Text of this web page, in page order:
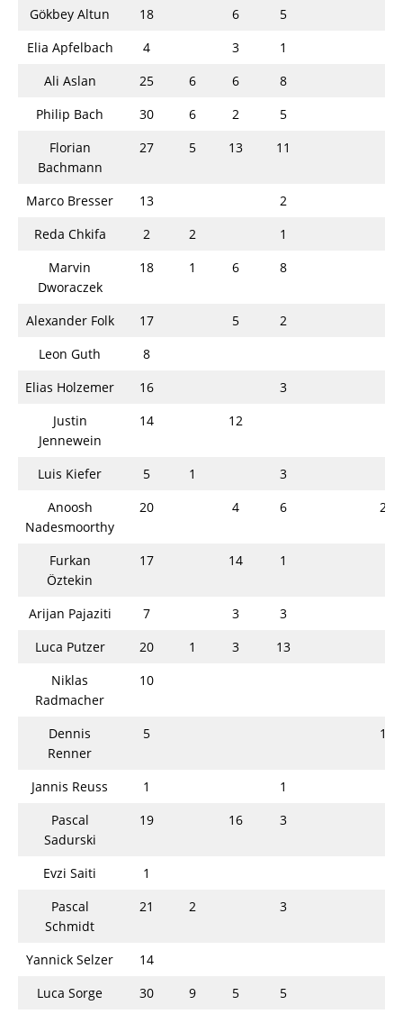
Gökbey Altun 18 6
5
Elia Apfelbach
4 3
1
Ali Aslan
25 6 6
8
Philip Bach
30 6 2
5
Florian
Bachmann
27 5 13 11
Marco Bresser 13
2
Reda Chkifa
2 2
1
Marvin
Dworaczek
18 1 6 8
Alexander Folk 17 5
2
Leon Guth
8
Elias Holzemer
16
3
Justin
Jennewein
14 12
Luis Kiefer 5 1
3
Anoosh
Nadesmoorthy
20 4 6 2
Furkan
Öztekin
17 14 1
Arijan Pajaziti 7 3
3
Luca Putzer
20 1 3
13
Niklas
Radmacher
10
Dennis
Renner
5 1
Jannis Reuss 1
1
Pascal
Sadurski
19 16 3
Evzi Saiti
1
Pascal
Schmidt
21 2 3
Yannick Selzer
14
Luca Sorge
30 9 5 5